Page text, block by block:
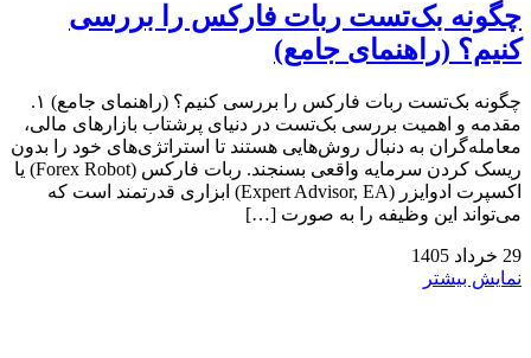
چگونه بک‌تست ربات فارکس را بررسی
کنیم؟ (راهنمای جامع)
چگونه بک‌تست ربات فارکس را بررسی کنیم؟ (راهنمای جامع) ۱.
مقدمه و اهمیت بررسی بک‌تست در دنیای پرشتاب بازارهای مالی،
معامله‌گران به دنبال روش‌هایی هستند تا استراتژی‌های خود را بدون
ریسک کردن سرمایه واقعی بسنجند. ربات فارکس (Forex Robot) یا
اکسپرت ادوایزر (Expert Advisor, EA) ابزاری قدرتمند است که
می‌تواند این وظیفه را به صورت […]
29 خرداد 1405
نمایش بیشتر